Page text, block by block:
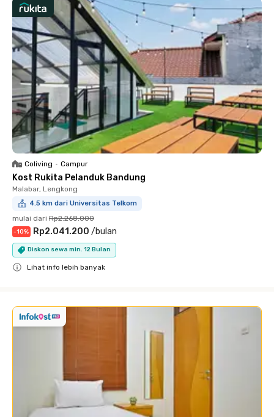
Coliving • Campur
Kost Rukita Pelanduk Bandung
Malabar, Lengkong
4.5 km dari Universitas Telkom
mulai dari Rp2.268.000
-10% Rp2.041.200 /bulan
Diskon sewa min. 12 Bulan
Lihat info lebih banyak